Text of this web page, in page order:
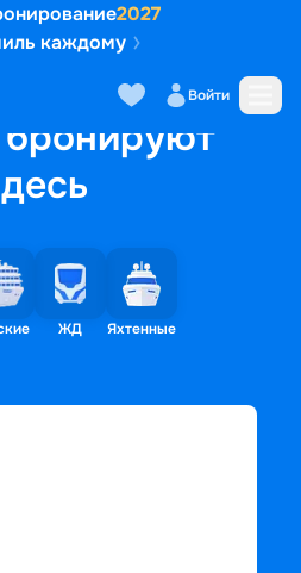
2027
каждому
Войти
ЖД Яхтенные